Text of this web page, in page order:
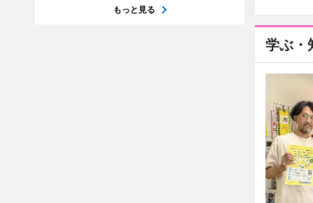
学ぶ・
もっと見る